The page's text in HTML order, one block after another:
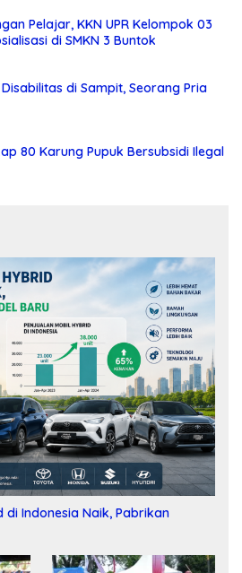
Pelajar, KKN UPR Kelompok 03
di SMKN 3 Buntok
di Sampit, Seorang Pria
80 Karung Pupuk Bersubsidi Ilegal
di Indonesia Naik, Pabrikan